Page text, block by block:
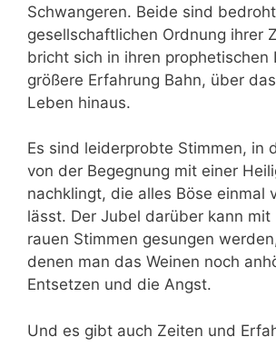
Schwangeren. Beide sind
gesellschaftlichen Ordnung ihrer
bricht sich in ihren prophetischen
größere Erfahrung Bahn, über
Leben hinaus.
Es sind leiderprobte Stimmen, in
von der Begegnung mit einer
nachklingt, die alles Böse einmal
lässt. Der Jubel darüber kann mit
rauen Stimmen gesungen
denen man das Weinen noch
Entsetzen und die Angst.
Und es gibt auch Zeiten und